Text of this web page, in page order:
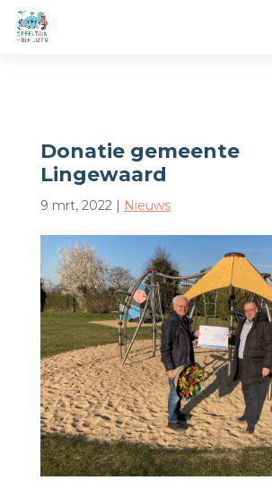
Donatie gemeente
Lingewaard
9 mrt, 2022| Nieuws